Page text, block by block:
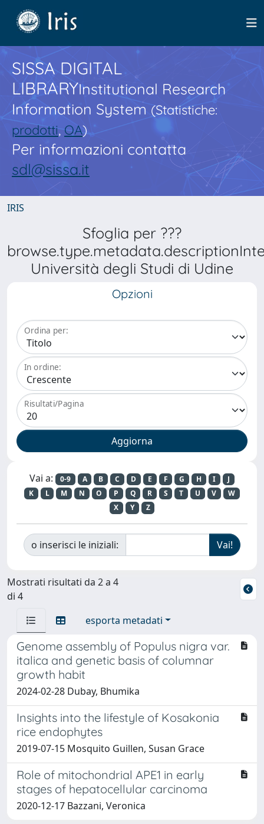
SISSA DIGITAL
LIBRARYInstitutional Research
Information System(Statistiche:
prodotti,OA)
Per informazioni contatta
sdl@sissa.it
IRIS
Sfoglia per ???
Università degli Studi di Udine
Opzioni
Ordina per:
In ordine:
Risultati/Pagina
Vai a: 0-9 A B C D E F G H I
J
K
L M N O P Q R S T U V
W
X
Y Z
o inserisci le iniziali:
Mostrati risultati da 2 a 4
di 4
esporta metadati
Genome assembly of Populus nigra var.
italica and genetic basis of columnar
growth habit
2024-02-28 Dubay, Bhumika
Insights into the lifestyle of Kosakonia
rice endophytes
2019-07-15 Mosquito Guillen, Susan Grace
Role of mitochondrial APE1 in early
stages of hepatocellular carcinoma
2020-12-17 Bazzani, Veronica